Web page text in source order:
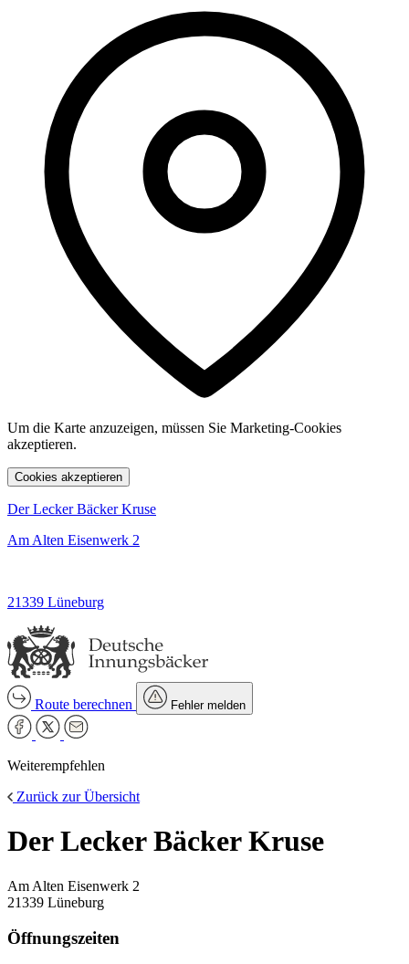
Um die Karte anzuzeigen, müssen Sie Marketing-Cookies
akzeptieren.
Cookies akzeptieren
Der Lecker Bäcker Kruse
Am Alten Eisenwerk 2
21339 Lüneburg
Route berechnen Fehler melden
Weiterempfehlen
Zurück zur Übersicht
Der Lecker Bäcker Kruse
Am Alten Eisenwerk 2
21339 Lüneburg
Öffnungszeiten